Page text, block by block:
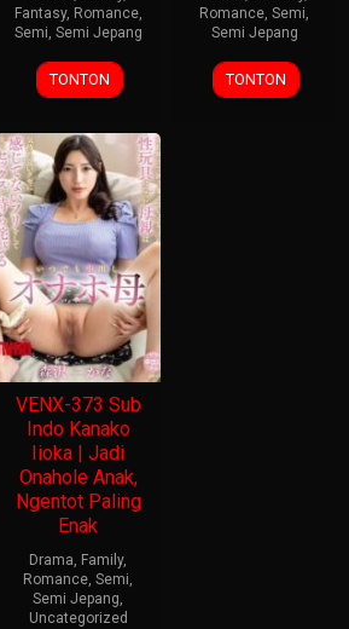
Fantasy, Romance,
Semi, Semi Jepang
TONTON
Romance,Semi,
Semi Jepang
TONTON
VENX-373 Sub
Indo Kanako
Iioka | Jadi
Onahole Anak,
Ngentot Paling
Enak
Drama, Family,
Romance,Semi,
Semi Jepang,
Uncategorized